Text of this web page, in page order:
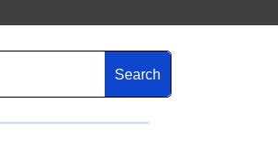
Search